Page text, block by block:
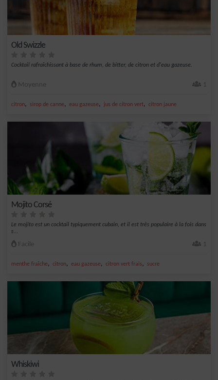
Old Swizzle
Cocktail rafraîchissant à base de rhum, de bitter, de citron et d'eau gazeuse.
Moyenne 1
citron, sirop de canne, eau gazeuse, jus de citron vert, citron jaune
Mojito Corsé
Le mojito est un cocktail typiquement cubain, et il est très populaire à la fois dans
s...
Facile 1
menthe fraîche, citron, eau gazeuse, citron vert frais, sucre
Whiskiwi